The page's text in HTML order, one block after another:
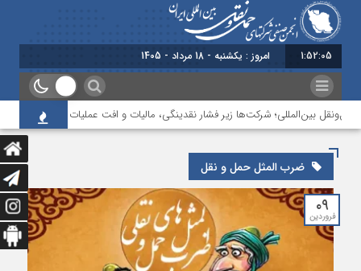
1:52:06 امروز : یکشنبه - 18 مرداد - 1405
بین‌المللی؛ شرکت‌ها زیر فشار نقدینگی، مالیات و افت عملیات
ضرب المثل حمل و نقل
۰۹
فروردین